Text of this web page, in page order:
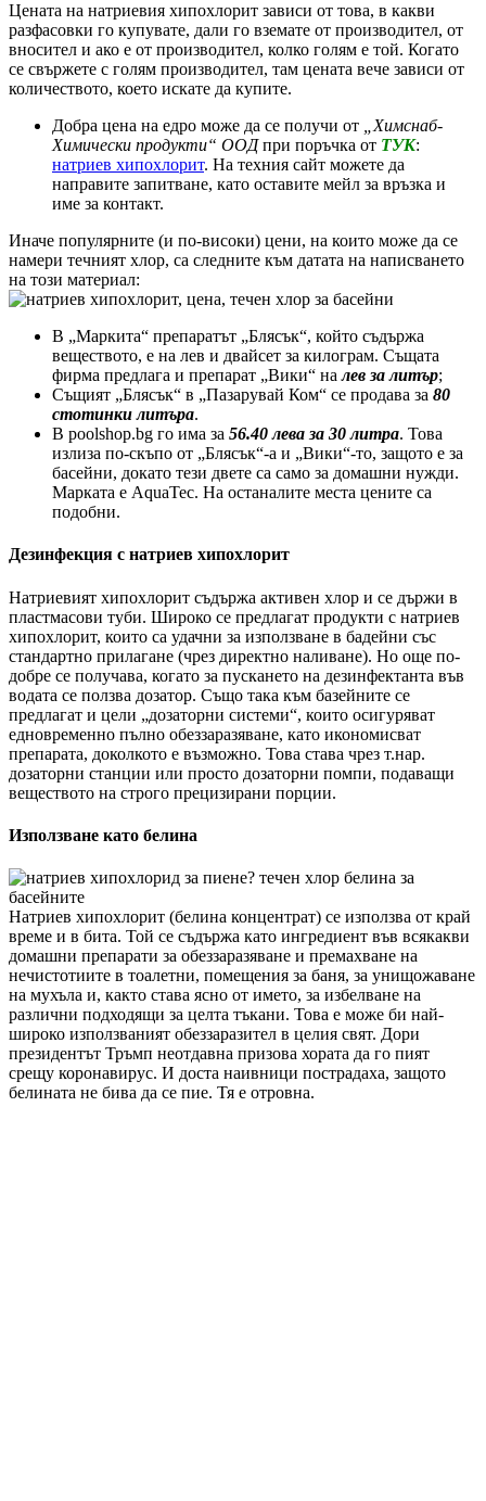
Цената на натриевия хипохлорит зависи от това, в какви
разфасовки го купувате, дали го вземате от производител, от
вносител и ако е от производител, колко голям е той. Когато
се свържете с голям производител, там цената вече зависи от
количеството, което искате да купите.
Добра цена на едро може да се получи от
„Химснаб-
Химически продукти“ ООДпри поръчка от ТУК:
натриев хипохлорит. На техния сайт можете да
направите запитване, като оставите мейл за връзка и
име за контакт.
Иначе популярните (и по-високи) цени, на които може да се
намери течният хлор, са следните към датата на написването
на този материал:
В „Маркита“ препаратът „Блясък“, който съдържа
веществото, е на лев и двайсет за килограм. Същата
фирма предлага и препарат „Вики“ налев за литър;
Същият „Блясък“ в „Пазарувай Ком“ се продава за 80
стотинки литъра.
В poolshop.bg го има за 56.40 лева за 30 литра. Това
излиза по-скъпо от „Блясък“-а и „Вики“-то, защото е за
басейни, докато тези двете са само за домашни нужди.
Марката е AquaTec. На останалите места цените са
подобни.
Дезинфекция с натриев хипохлорит
Натриевият хипохлорит съдържа активен хлор и се държи в
пластмасови туби. Широко се предлагат продукти с натриев
хипохлорит, които са удачни за използване в бадейни със
стандартно прилагане (чрез директно наливане). Но още по-
добре се получава, когато за пускането на дезинфектанта във
водата се ползва дозатор. Също така към базейните се
предлагат и цели „дозаторни системи“, които осигуряват
едновременно пълно обеззаразяване, като икономисват
препарата, доколкото е възможно. Това става чрез т.нар.
дозаторни станции или просто дозаторни помпи, подаващи
веществото на строго прецизирани порции.
Използване като белина
Натриев хипохлорит (белина концентрат) се използва от край
време и в бита. Той се съдържа като ингредиент във всякакви
домашни препарати за обеззаразяване и премахване на
нечистотиите в тоалетни, помещения за баня, за унищожаване
на мухъла и, както става ясно от името, за избелване на
различни подходящи за целта тъкани. Това е може би най-
широко използваният обеззаразител в целия свят. Дори
президентът Тръмп неотдавна призова хората да го пият
срещу коронавирус. И доста наивници пострадаха, защото
белината не бива да се пие. Тя е отровна.